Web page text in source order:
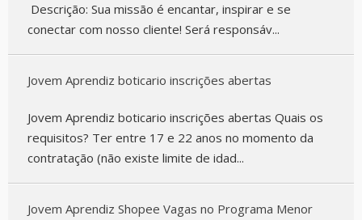
Descrição: Sua missão é encantar, inspirar e se
conectar com nosso cliente! Será responsáv...
Jovem Aprendiz boticario inscrições abertas
Jovem Aprendiz boticario inscrições abertas Quais os
requisitos? Ter entre 17 e 22 anos no momento da
contratação (não existe limite de idad...
Jovem Aprendiz Shopee Vagas no Programa Menor